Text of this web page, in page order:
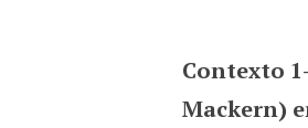
Contexto
Mackern)